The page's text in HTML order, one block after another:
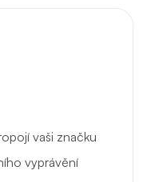
vaši značku
vyprávění